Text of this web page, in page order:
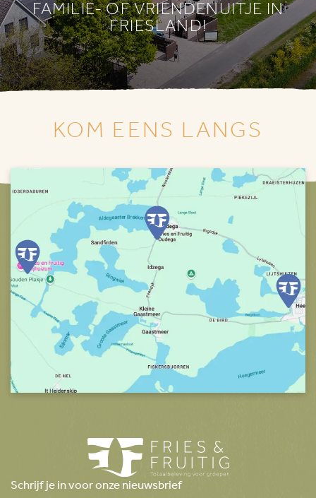
FAMILIE- OF VRIENDENUITJE IN
FRIESLAND!
KOM EENS LANGS
Schrijf je in voor onze nieuwsbrief